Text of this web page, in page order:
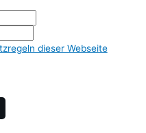
dieser Webseite